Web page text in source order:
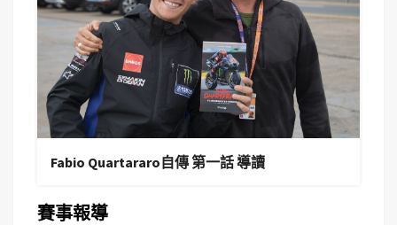
Fabio Quartararo自傳 第一話 導讀
賽事報導